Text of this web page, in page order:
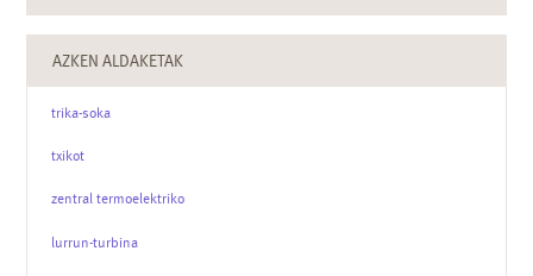
structure de données
structure de protection en cas de renversement
structure des protéines
structure fibreuse
AZKEN ALDAKETAK
trika-soka
txikot
zentral termoelektriko
lurrun-turbina